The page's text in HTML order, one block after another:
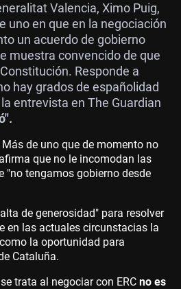
Valencia, Ximo Puig,
uno en que en la negociación
un acuerdo de gobierno
muestra convencido de que
Responde a
hay grados de españolidad
entrevista en The Guardian
de uno que de momento no
que no le incomodan las
"no tengamos gobierno desde
de generosidad" para resolver
en las actuales circunstacias la
la oportunidad para
Cataluña.
trata al negociar con ERC no es